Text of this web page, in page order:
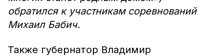
обратился к участникам соревнований
Михаил Бабич.
Также губернатор Владимир